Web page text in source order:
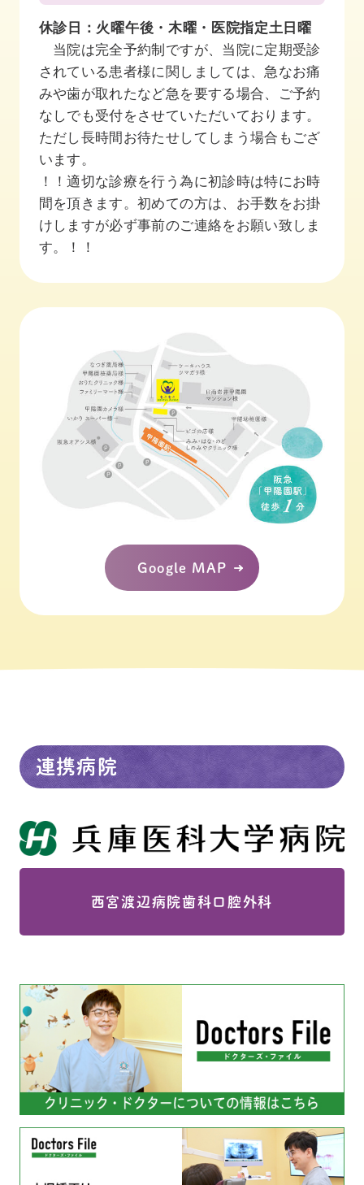
休診日：火曜午後・木曜・医院指定土日曜
当院は完全予約制ですが、当院に定期受診
されている患者様に関しましては、急なお痛
みや歯が取れたなど急を要する場合、ご予約
なしでも受付をさせていただいております。
ただし長時間お待たせしてしまう場合もござ
います。
！！適切な診療を行う為に初診時は特にお時
間を頂きます。初めての方は、お手数をお掛
けしますが必ず事前のご連絡をお願い致しま
す。！！
Google MAP
連携病院
西宮渡辺病院歯科口腔外科